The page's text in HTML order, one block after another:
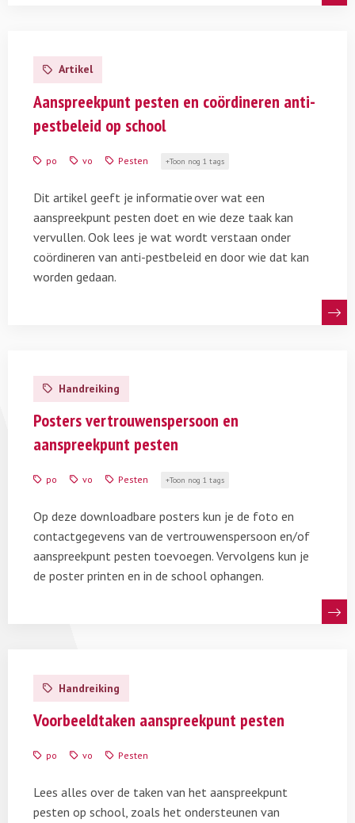
meer
Aanspreekpunt
coördineren
pestbeleid
Artikel
Aanspreekpunt pesten en coördineren anti-
pestbeleid op school
po vo Pesten Toon nog 1 tags
Dit artikel geeft je informatie over wat een
aanspreekpunt pesten doet en wie deze taak kan
vervullen. Ook lees je wat wordt verstaan onder
coördineren van anti-pestbeleid en door wie dat kan
worden gedaan.
meer
Posters
vertrouwenspersoon
aanspreekpunt
Handreiking
Posters vertrouwenspersoon en
aanspreekpunt pesten
po vo Pesten Toon nog 1 tags
Op deze downloadbare posters kun je de foto en
contactgegevens van de vertrouwenspersoon en/of
aanspreekpunt pesten toevoegen. Vervolgens kun je
de poster printen en in de school ophangen.
meer
Voorbeeldtaken
pesten
Handreiking
Voorbeeldtaken aanspreekpunt pesten
po vo Pesten
Lees alles over de taken van het aanspreekpunt
pesten op school, zoals het ondersteunen van